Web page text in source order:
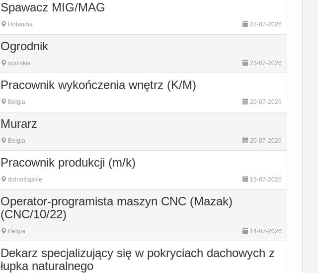
Spawacz MIG/MAG
Holandia 27-07-2026
Ogrodnik
opolskie 23-07-2026
Pracownik wykończenia wnętrz (K/M)
Belgia 20-07-2026
Murarz
Belgia 20-07-2026
Pracownik produkcji (m/k)
dolnośląskie 15-07-2026
Operator-programista maszyn CNC (Mazak)
(CNC/10/22)
Belgia 14-07-2026
Dekarz specjalizujący się w pokryciach dachowych z
łupka naturalnego